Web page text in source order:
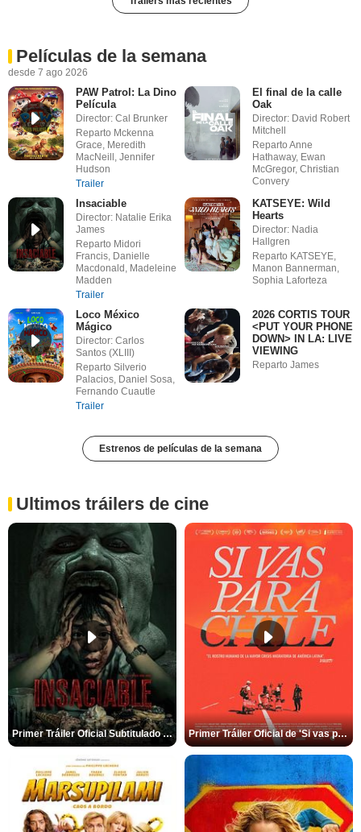
Películas de la semana
desde 7 ago 2026
PAW Patrol: La Dino
Película
Director: Cal Brunker
Reparto Mckenna
Grace, Meredith
MacNeill, Jennifer
Hudson
Trailer
El final de la calle
Oak
Director: David Robert
Mitchell
Reparto Anne
Hathaway, Ewan
McGregor, Christian
Convery
Insaciable
Director: Natalie Erika
James
Reparto Midori
Francis, Danielle
Macdonald, Madeleine
Madden
Trailer
KATSEYE: Wild
Hearts
Director: Nadia
Hallgren
Reparto KATSEYE,
Manon Bannerman,
Sophia Laforteza
Loco México
Mágico
Director: Carlos
Santos (XLIII)
Reparto Silverio
Palacios, Daniel Sosa,
Fernando Cuautle
Trailer
2026 CORTIS TOUR
<PUT YOUR PHONE
DOWN> IN LA: LIVE
VIEWING
Reparto James
Estrenos de películas de la semana
Ultimos tráilers de cine
Primer Tráiler Oficial Subtitulado de 'Insaciable' Primer Tráiler Oficial de 'Si vas para Chile'